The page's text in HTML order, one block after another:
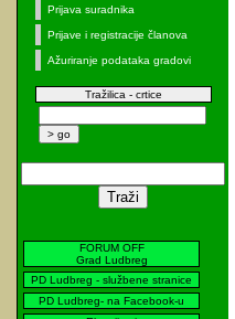
Prijava suradnika
Prijave i registracije članova
Ažuriranje podataka gradovi
Tražilica - crtice
FORUM OFF
Grad Ludbreg
PD Ludbreg - službene stranice
PD Ludbreg- na Facebook-u